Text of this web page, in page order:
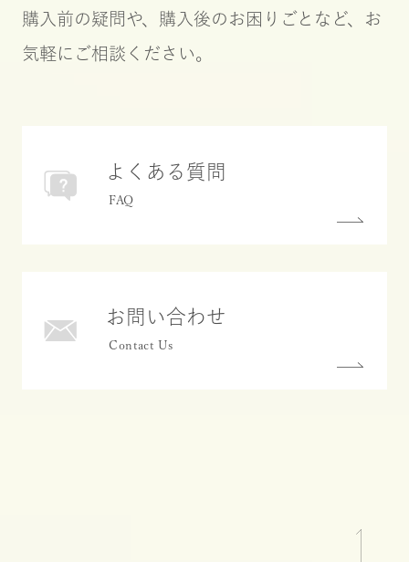
購入前の疑問や、購入後のお困りごとなど、お
気軽にご相談ください。
よくある質問
お問い合わせ